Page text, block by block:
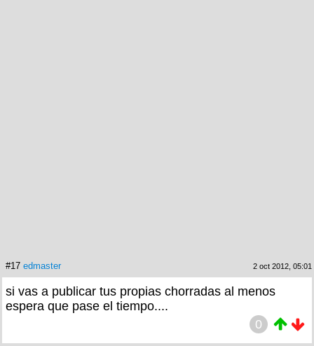
#17 edmaster 2 oct 2012, 05:01
si vas a publicar tus propias chorradas al menos
espera que pase el tiempo....
0